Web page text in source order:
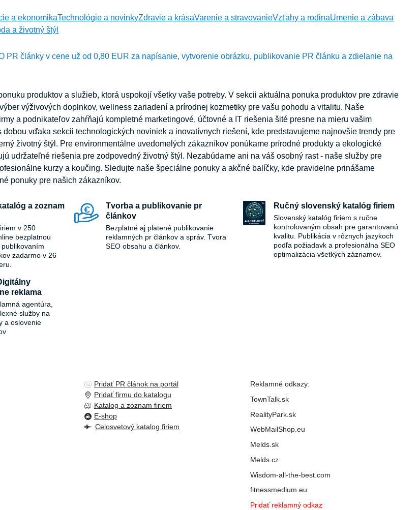
a ekonomikaTechnológie a novinkyZdravie a krásaVarenie a stravovanieVzťahy a rodinaUmenie a zábava
a životný štýl
PR články v cene už od 0,80 EUR za napísanie, vytvorenie obrázku, publikovanie PR článku a zdielanie na
produktov a služieb, ktorá uspokojí všetky vaše potreby. V sekcii aktuálna ponuka produktov pre zdravie
výživových doplnkov, wellness zariadení a prírodnej kozmetiky pre vašu pohodu a vitalitu. Naše
a podnikateľov zahŕňajú kompletné marketingové, účtovné a IT riešenia šité presne na mieru vašim
dobou vďaka sekcii technologických noviniek a inovatívnych riešení, kde predstavujeme najnovšie trendy pre
životný štýl. Pre environmentálne uvedomelých zákazníkov ponúkame prírodné produkty a ekologické
udržateľné riešenia pre zodpovedný životný štýl. Nezabúdame ani na váš osobný rast - naše služby pre
kurzy a koučing. Sledujte naše špeciálne ponuky a akčné balíčky, kde pravidelne prinášame
ponuky pre našich zákazníkov.
a zoznam
v 250
bezplatnou
zadarmo v 26
Tvorba a publikovanie pr
článkov
Bezplatné aj platené publikovanie
reklamných pr článkov a správ. Tvora
SEO obsahu a článkov.
Ručný slovenský katalóg firiem
Slovenský katalóg firiem s ručne
kontrolovaným obsah pre garantovanú
kvalitu. Publikácia v rôznych jazykoch
podľa požiadavk a profesionálna SEO
optimalizácia všetkých záznamov.
reklama
agentúra,
služby na
a oslovenie
Pridať PR článok na portál
Pridať firmu do katalogu
Katalog a zoznam firiem
E-shop
Celosvetový katalog firiem
Reklamné odkazy:
TownTalk.sk
RealityPark.sk
WebMailShop.eu
Melds.sk
Melds.cz
Wisdom-all-the-best.com
fitnessmedium.eu
Pridať reklamný odkaz